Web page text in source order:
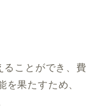
ることができ、費
を果たすため、